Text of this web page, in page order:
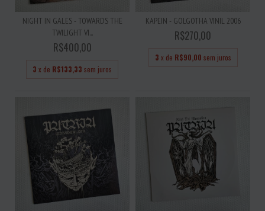
NIGHT IN GALES - TOWARDS THE
TWILIGHT VI...
R$400,00
3 x de R$133,33 sem juros
KAPEIN - GOLGOTHA VINIL 2006
R$270,00
3 x de R$90,00 sem juros